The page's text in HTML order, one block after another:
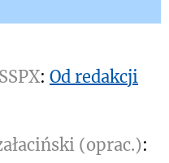
: Od redakcji
(oprac.):